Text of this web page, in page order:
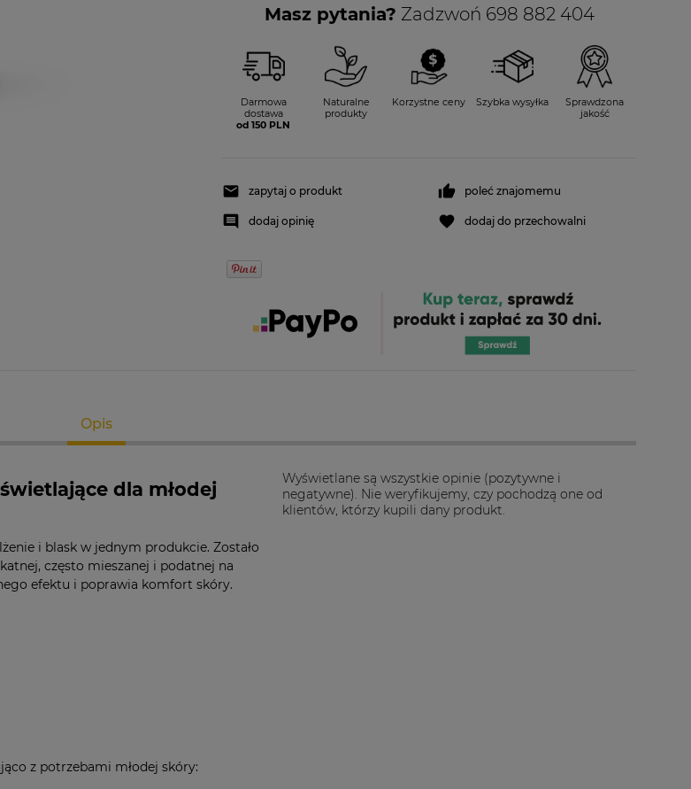
Masz pytania? Zadzwoń 698 882 404
Darmowa
dostawa
od 150 PLN
Naturalne
produkty
Korzystne ceny Szybka wysyłka
Sprawdzona
jakość
zapytaj o produkt poleć znajomemu
dodaj opinię dodaj do przechowalni
Opis
dla młodej
i blask w jednym produkcie. Zostało
często mieszanej i podatnej na
efektu i poprawia komfort skóry.
z potrzebami młodej skóry:
Wyświetlane są wszystkie opinie (pozytywne i
negatywne). Nie weryfikujemy, czy pochodzą one od
klientów, którzy kupili dany produkt.